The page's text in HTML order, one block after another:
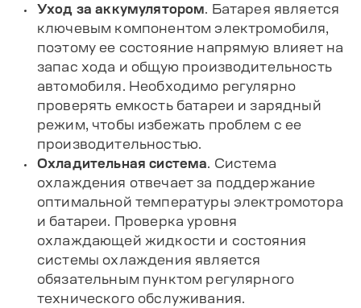
Уход за аккумулятором . Батарея является
ключевым компонентом электромобиля,
поэтому ее состояние напрямую влияет на
запас хода и общую производительность
автомобиля. Необходимо регулярно
проверять емкость батареи и зарядный
режим, чтобы избежать проблем с ее
производительностью.
Охладительная система . Система
охлаждения отвечает за поддержание
оптимальной температуры электромотора
и батареи. Проверка уровня
охлаждающей жидкости и состояния
системы охлаждения является
обязательным пунктом регулярного
технического обслуживания.